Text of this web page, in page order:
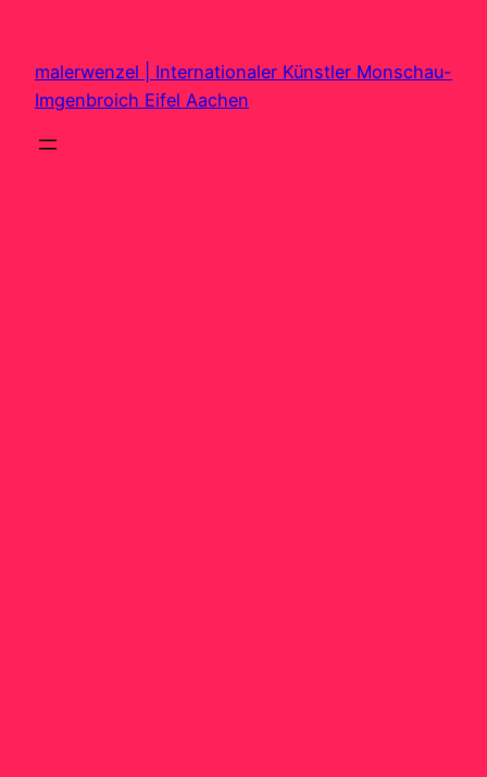
springen
malerwenzel | Internationaler Künstler Monschau-
Imgenbroich Eifel Aachen